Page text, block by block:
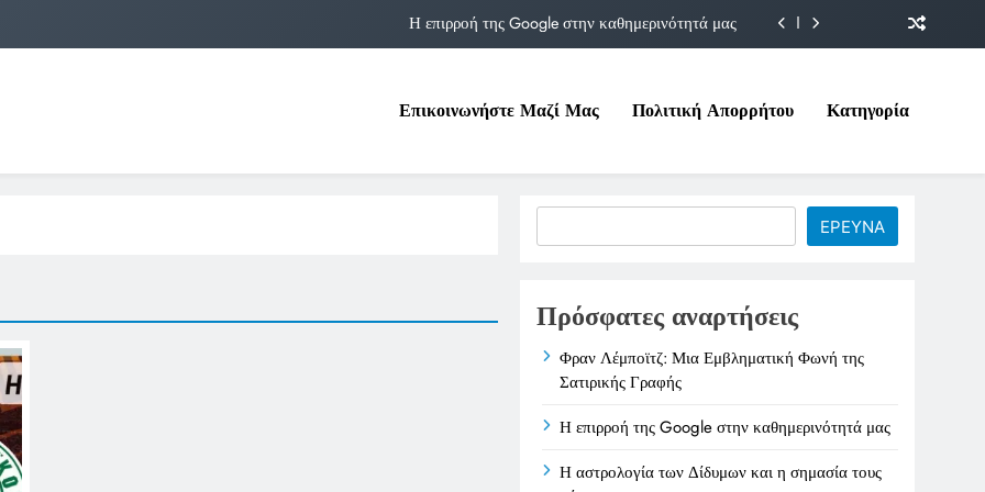
Η επιρροή της Google στην καθημερινότητά μας
Η Δομνα Μιχαηλίδου και οι Πολιτικές της στο Υπουργείο Εργασίας
Η επιρροή της Google στην καθημερινότητά μας
Η αστρολογία των Δίδυμων και η σημασία τους σήμερα
Επικοινωνήστε Μαζί Μας Πολιτική Απορρήτου Κατηγορία
ΕΡΕΥΝΑ
Πρόσφατες αναρτήσεις
Φραν Λέμποϊτζ: Μια Εμβληματική Φωνή της
Σατιρικής Γραφής
Η επιρροή της Google στην καθημερινότητά μας
Η αστρολογία των Δίδυμων και η σημασία τους